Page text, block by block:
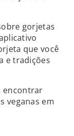
gorjetas
que você
e tradições
encontrar
veganas em